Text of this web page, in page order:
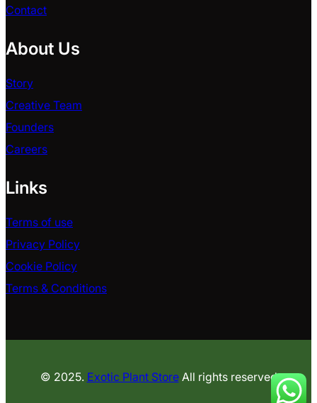
Contact
About Us
Story
Creative Team
Founders
Careers
Links
Terms of use
Privacy Policy
Cookie Policy
Terms & Conditions
© 2025. Exotic Plant StoreAll rights reserved